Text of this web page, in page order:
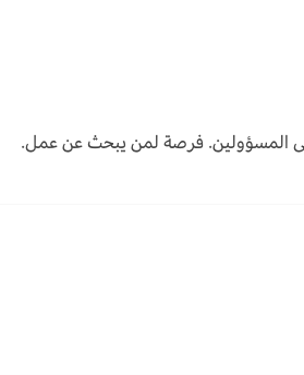
إلى المسؤولين. فرصة لمن يبحث عن عمل.